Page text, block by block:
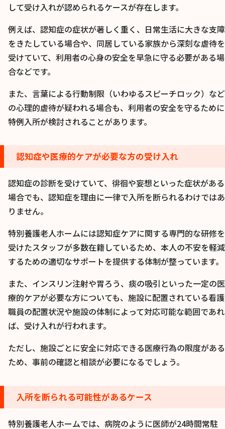
して受け入れが認められるケースが存在します。
例えば、認知症の症状が著しく重く、日常生活に大きな支障
をきたしている場合や、同居している家族から深刻な虐待を
受けていて、利用者の心身の安全を早急に守る必要がある場
合などです。
また、言葉による行動制限（いわゆるスピーチロック）など
の心理的虐待が疑われる場合も、利用者の安全を守るために
特例入所が検討されることがあります。
認知症や医療的ケアが必要な方の受け入れ
認知症の診断を受けていて、徘徊や妄想といった症状がある
場合でも、認知症を理由に一律で入所を断られるわけではあ
りません。
特別養護老人ホームには認知症ケアに関する専門的な研修を
受けたスタッフが多数在籍しているため、本人の不安を軽減
するための適切なサポートを提供する体制が整っています。
また、インスリン注射や胃ろう、痰の吸引といった一定の医
療的ケアが必要な方についても、施設に配置されている看護
職員の配置状況や施設の体制によって対応可能な範囲であれ
ば、受け入れが行われます。
ただし、施設ごとに安全に対応できる医療行為の限度がある
ため、事前の確認と相談が必要になるでしょう。
入所を断られる可能性があるケース
特別養護老人ホームでは、病院のように医師が24時間常駐